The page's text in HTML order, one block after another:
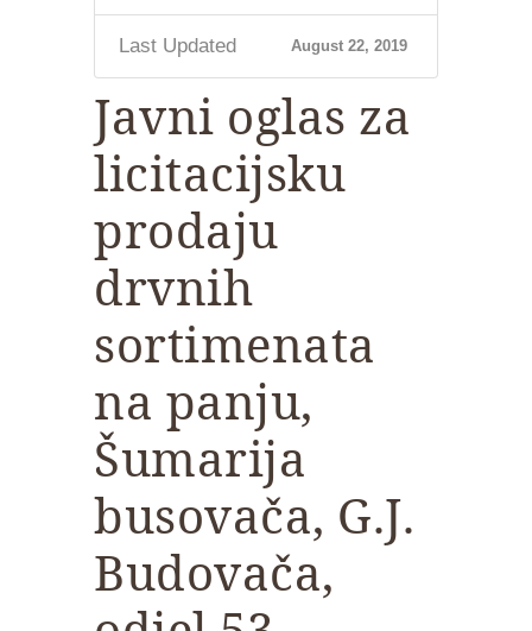
Last Updated August 22, 2019
Javni oglas za
licitacijsku
prodaju
drvnih
sortimenata
na panju,
Šumarija
busovača, G.J.
Budovača,